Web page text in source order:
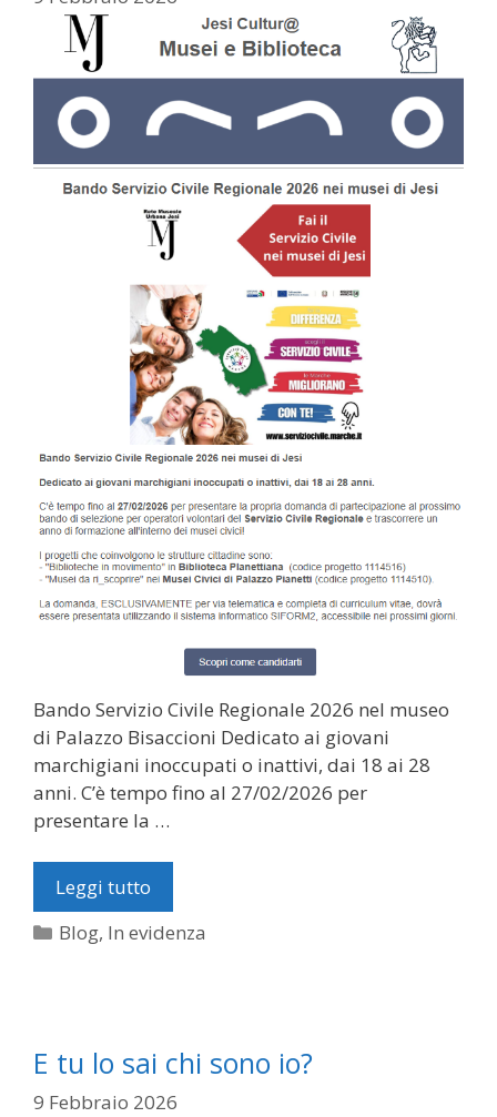
Bando Servizio Civile Regionale 2026 nel museo
di Palazzo Bisaccioni Dedicato ai giovani
marchigiani inoccupati o inattivi, dai 18 ai 28
anni. C’è tempo fino al 27/02/2026 per
presentare la …
Leggi tutto
Categorie
Blog, In evidenza
E tu lo sai chi sono io?
9 Febbraio 2026